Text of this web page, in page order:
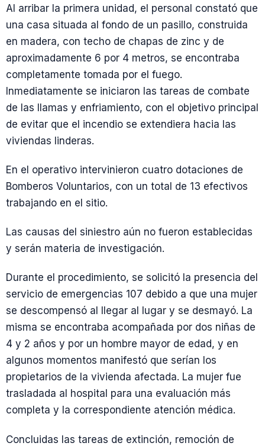
Al arribar la primera unidad, el personal constató que
una casa situada al fondo de un pasillo, construida
en madera, con techo de chapas de zinc y de
aproximadamente 6 por 4 metros, se encontraba
completamente tomada por el fuego.
Inmediatamente se iniciaron las tareas de combate
de las llamas y enfriamiento, con el objetivo principal
de evitar que el incendio se extendiera hacia las
viviendas linderas.
En el operativo intervinieron cuatro dotaciones de
Bomberos Voluntarios, con un total de 13 efectivos
trabajando en el sitio.
Las causas del siniestro aún no fueron establecidas
y serán materia de investigación.
Durante el procedimiento, se solicitó la presencia del
servicio de emergencias 107 debido a que una mujer
se descompensó al llegar al lugar y se desmayó. La
misma se encontraba acompañada por dos niñas de
4 y 2 años y por un hombre mayor de edad, y en
algunos momentos manifestó que serían los
propietarios de la vivienda afectada. La mujer fue
trasladada al hospital para una evaluación más
completa y la correspondiente atención médica.
Concluidas las tareas de extinción, remoción de